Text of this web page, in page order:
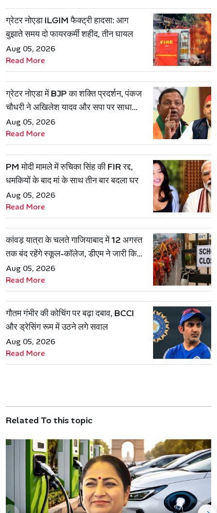
ग्रेटर नोएडा ILGIM फैक्ट्री हादसा: आग
बुझाते समय दो फायरकर्मी शहीद, तीन घायल
Aug 05, 2026
Read More
ग्रेटर नोएडा में BJP का शक्ति प्रदर्शन, पंकज
चौधरी ने अखिलेश यादव और सपा पर साधा
निशाना
Aug 05, 2026
Read More
PM मोदी मामले में रुचिका सिंह की FIR रद्द,
धमकियों के बाद मां के साथ तीन बार बदला घर
Aug 05, 2026
Read More
कांवड़ यात्रा के चलते गाजियाबाद में 12 अगस्त
तक बंद रहेंगे स्कूल-कॉलेज, डीएम ने जारी किया
आदेश
Aug 05, 2026
Read More
गौतम गंभीर की कोचिंग पर बढ़ा दबाव, BCCI
और ड्रेसिंग रूम में उठने लगे सवाल
Aug 05, 2026
Read More
Related To this topic